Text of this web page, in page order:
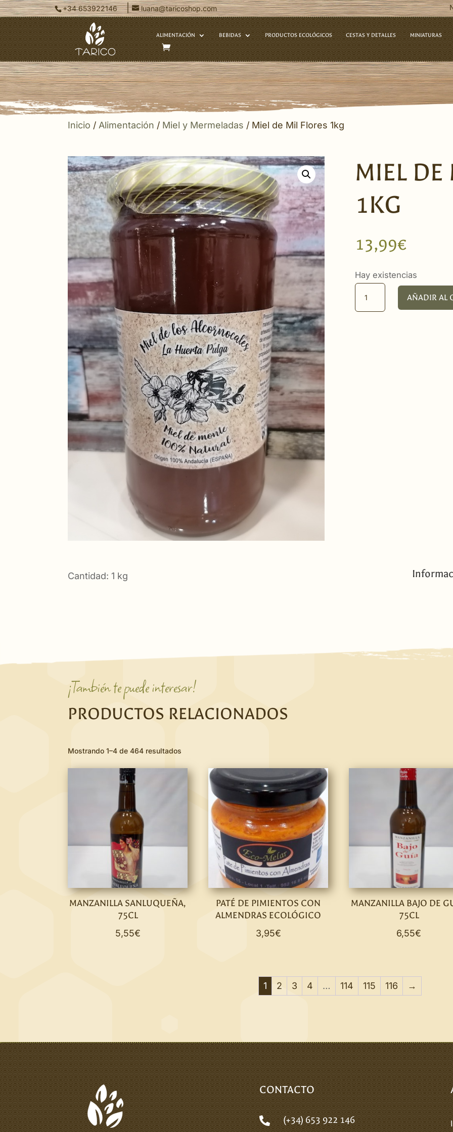
+34 653922146 | luana@taricoshop.com
ALIMENTACIÓN BEBIDAS PRODUCTOS ECOLÓGICOS CESTAS Y DETALLES MINIATURAS
Inicio / Alimentación / Miel y Mermeladas / Miel de Mil Flores 1kg
MIEL DE
1KG
13,99€
Hay existencias
AÑADIR AL
Cantidad: 1 kg
¡También te puede interesar!
PRODUCTOS RELACIONADOS
Mostrando 1–4 de 464 resultados
MANZANILLA SANLUQUEÑA,
75CL
5,55€
PATÉ DE PIMIENTOS CON
ALMENDRAS ECOLÓGICO
3,95€
MANZANILLA BAJO DE
75CL
6,55€
1 2 3 4 … 114 115 116 →
CONTACTO
 (+34) 653 922 146